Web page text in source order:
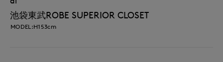
池袋東武ROBE SUPERIOR CLOSET
MODEL:H153cm